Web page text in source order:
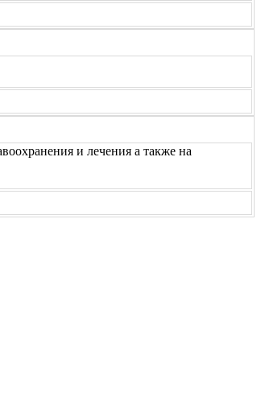
и лечения а также на